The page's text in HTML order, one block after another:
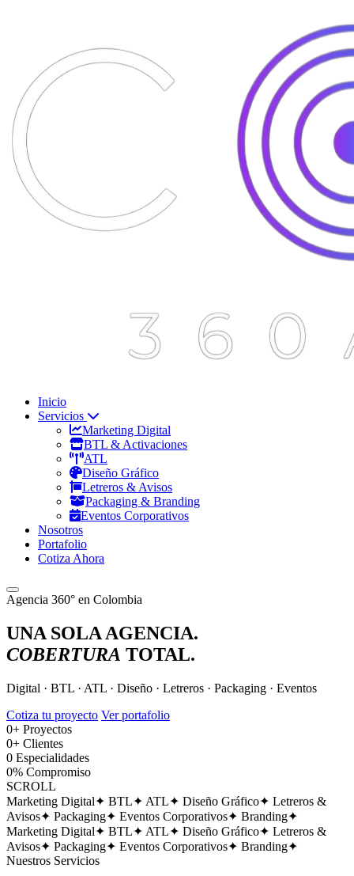
Inicio
Servicios
Marketing Digital
BTL & Activaciones
ATL
Diseño Gráfico
Letreros & Avisos
Packaging & Branding
Eventos Corporativos
Nosotros
Portafolio
Cotiza Ahora
Agencia 360° en Colombia
UNA SOLA AGENCIA.
COBERTURA TOTAL.
Digital · BTL · ATL · Diseño · Letreros · Packaging · Eventos
Cotiza tu proyecto Ver portafolio
0+ Proyectos
0+ Clientes
0 Especialidades
0% Compromiso
SCROLL
Marketing Digital✦ BTL✦ ATL✦ Diseño Gráfico✦ Letreros &
Avisos✦ Packaging✦ Eventos Corporativos✦ Branding✦
Marketing Digital✦ BTL✦ ATL✦ Diseño Gráfico✦ Letreros &
Avisos✦ Packaging✦ Eventos Corporativos✦ Branding✦
Nuestros Servicios